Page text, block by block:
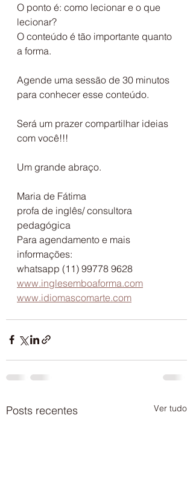
O ponto é: como lecionar e o que
lecionar?
O conteúdo é tão importante quanto
a forma.
Agende uma sessão de 30 minutos
para conhecer esse conteúdo.
Será um prazer compartilhar ideias
com você!!!
Um grande abraço.
Maria de Fátima
profa de inglês/ consultora
pedagógica
Para agendamento e mais
informações:
whatsapp (11) 99778 9628
www.inglesemboaforma.com
www.idiomascomarte.com
Posts recentes Ver tudo